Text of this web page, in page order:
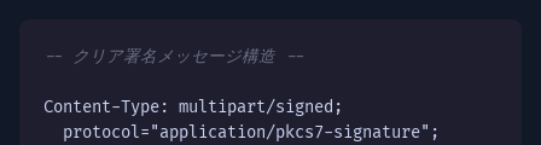
-- クリア署名メッセージ構造 --
Content-Type: multipart/signed;
  protocol="application/pkcs7-signature";